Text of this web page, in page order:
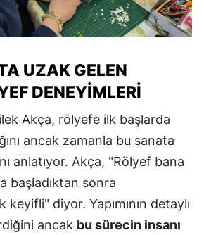
UZAK GELEN
DENEYIMLERI
Akça, rölyefe ilk başlarda
ancak zamanla bu sanata
anlatıyor. Akça, "Rölyef bana
başladıktan sonra
keyifli" diyor. Yapımının detaylı
ancak bu sürecin insanı